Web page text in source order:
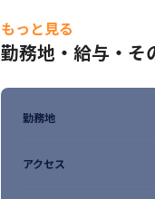
■私たちがやりたいけどで
・複雑化するフロントエ
・より堅牢なインフラ体制
・定常的な技術発信
もっと見る
勤務地・給与・そ
勤務地
アクセス